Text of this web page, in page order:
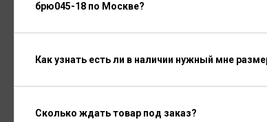
брю045-18 по Москве?
Как узнать есть ли в наличии нужный мне
Сколько ждать товар под заказ?